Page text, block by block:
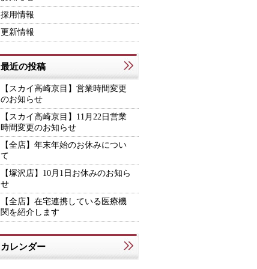
採用情報
更新情報
最近の投稿
【スカイ高崎京目】営業時間変更
のお知らせ
【スカイ高崎京目】11月22日営業
時間変更のお知らせ
【全店】年末年始のお休みについ
て
【塚沢店】10月1日お休みのお知ら
せ
【全店】在宅連携している医療機
関を紹介します
カレンダー